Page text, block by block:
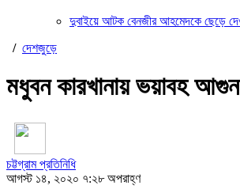
দুবাইয়ে আটক বেনজীর আহমেদকে ছেড়ে
/ দেশজুড়ে
মধুবন কারখানায় ভয়াবহ
চট্টগ্রাম প্র‌তি‌নি‌ধি
আগস্ট ১৪, ২০২০ ৭:২৮ অপরাহ্ণ